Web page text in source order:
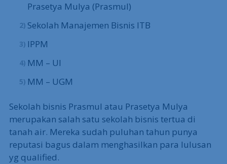
Prasetya Mulya (Prasmul)
Sekolah Manajemen Bisnis ITB
IPPM
MM – UI
MM – UGM
Sekolah bisnis Prasmul atau Prasetya Mulya
merupakan salah satu sekolah bisnis tertua di
tanah air. Mereka sudah puluhan tahun punya
reputasi bagus dalam menghasilkan para lulusan
yg qualified.